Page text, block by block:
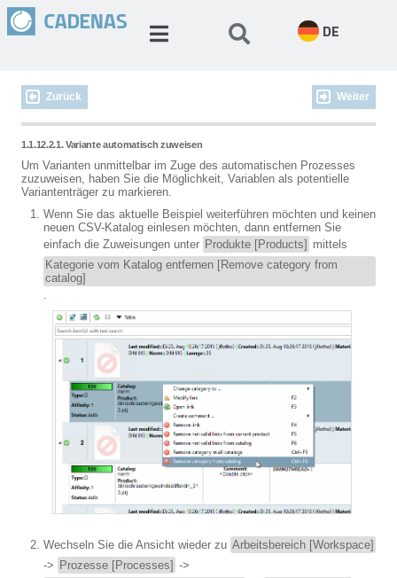
DE
Zurück Weiter
1.1.12.2.1. Variante automatisch zuweisen
Um Varianten unmittelbar im Zuge des automatischen Prozesses
zuzuweisen, haben Sie die Möglichkeit, Variablen als potentielle
Variantenträger zu markieren.
Wenn Sie das aktuelle Beispiel weiterführen möchten und keinen
neuen CSV-Katalog einlesen möchten, dann entfernen Sie
einfach die Zuweisungen unter Produkte [Products] mittels
Kategorie vom Katalog entfernen [Remove category from
catalog]
.
Wechseln Sie die Ansicht wieder zu Arbeitsbereich [Workspace]
-> Prozesse [Processes] ->